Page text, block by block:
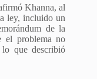
Khanna, al
ley, incluido un
de la
el problema no
que describió